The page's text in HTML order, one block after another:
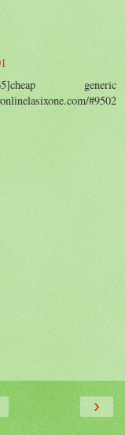
generic
#9502
›